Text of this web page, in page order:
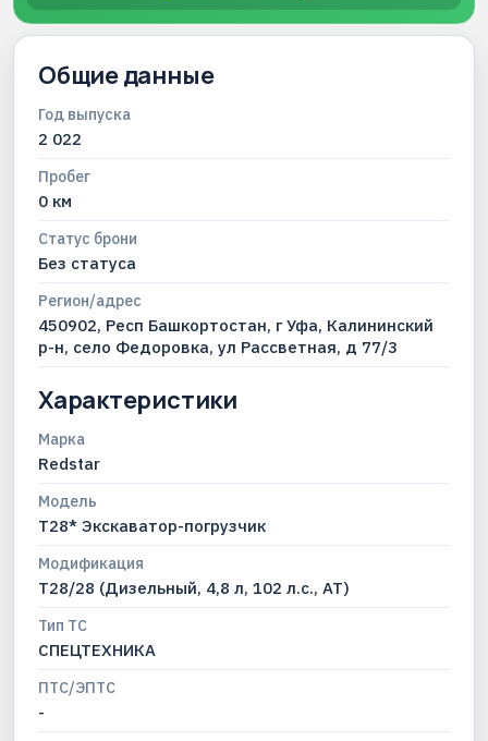
Общие данные
Год выпуска
2 022
Пробег
0 км
Статус брони
Без статуса
Регион/адрес
450902, Респ Башкортостан, г Уфа, Калининский
р-н, село Федоровка, ул Рассветная, д 77/3
Характеристики
Марка
Redstar
Модель
T28* Экскаватор-погрузчик
Модификация
T28/28 (Дизельный, 4,8 л, 102 л.с., АТ)
Тип ТС
СПЕЦТЕХНИКА
ПТС/ЭПТС
-